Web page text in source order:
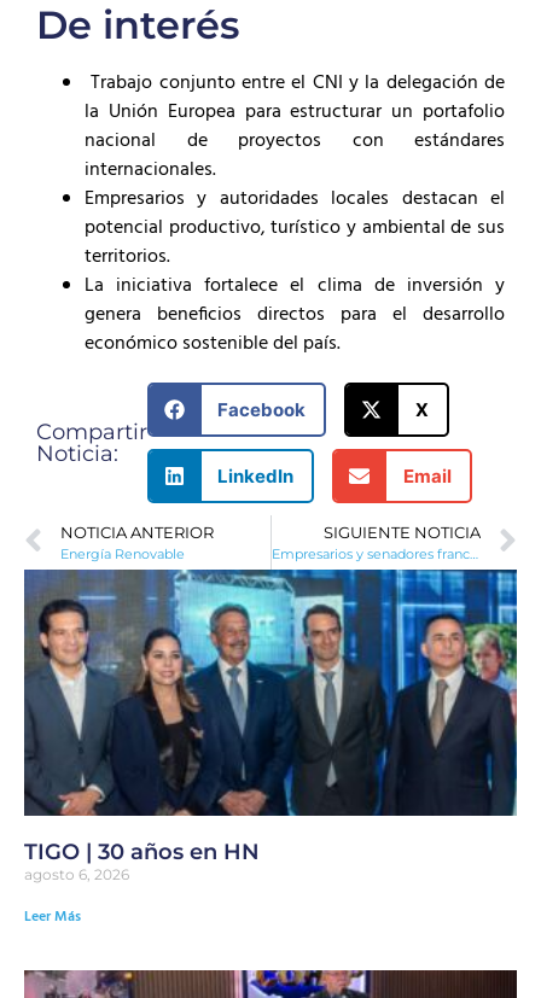
De interés
Trabajo conjunto entre el CNI y la delegación de
la Unión Europea para estructurar un portafolio
nacional de proyectos con estándares
internacionales.
Empresarios y autoridades locales destacan el
potencial productivo, turístico y ambiental de sus
territorios.
La iniciativa fortalece el clima de inversión y
genera beneficios directos para el desarrollo
económico sostenible del país.
Compartir
Noticia:
Facebook X
LinkedIn Email
NOTICIA ANTERIOR
Energía Renovable
SIGUIENTE NOTICIA
Empresarios y senadores franceses
TIGO | 30 años en HN
agosto 6, 2026
Leer Más